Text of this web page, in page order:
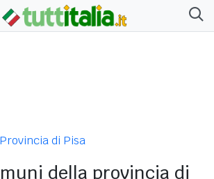
Provincia di Pisa
della provincia di